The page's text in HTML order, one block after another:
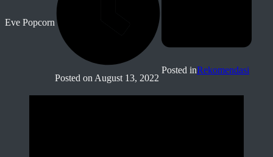
Eve Popcorn
Posted on August 13, 2022
Posted inRekomendasi